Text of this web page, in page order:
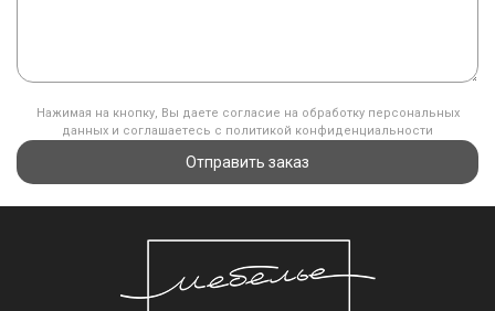
Нажимая на кнопку, Вы даете согласие на обработку персональных
данных и соглашаетесь с политикой конфиденциальности
Отправить заказ